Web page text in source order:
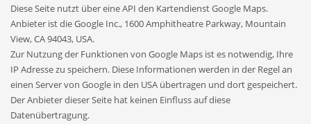
Diese Seite nutzt über eine API den Kartendienst Google Maps.
Anbieter ist die Google Inc., 1600 Amphitheatre Parkway, Mountain
View, CA 94043, USA.
Zur Nutzung der Funktionen von Google Maps ist es notwendig, Ihre
IP Adresse zu speichern. Diese Informationen werden in der Regel an
einen Server von Google in den USA übertragen und dort gespeichert.
Der Anbieter dieser Seite hat keinen Einfluss auf diese
Datenübertragung.